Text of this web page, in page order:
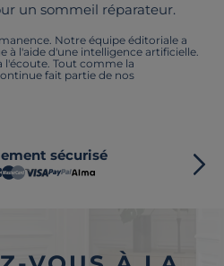
un sommeil réparateur.
Notre équipe éditoriale a
à l'aide d'une intelligence artificielle.
l'écoute. Tout comme la
fait partie de nos
sécurisé